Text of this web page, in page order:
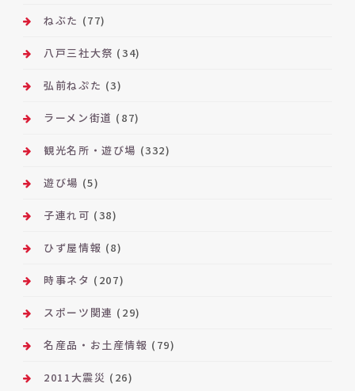
ねぶた (77)
八戸三社大祭 (34)
弘前ねぷた (3)
ラーメン街道 (87)
観光名所・遊び場 (332)
遊び場 (5)
子連れ可 (38)
ひず屋情報 (8)
時事ネタ (207)
スポーツ関連 (29)
名産品・お土産情報 (79)
2011大震災 (26)